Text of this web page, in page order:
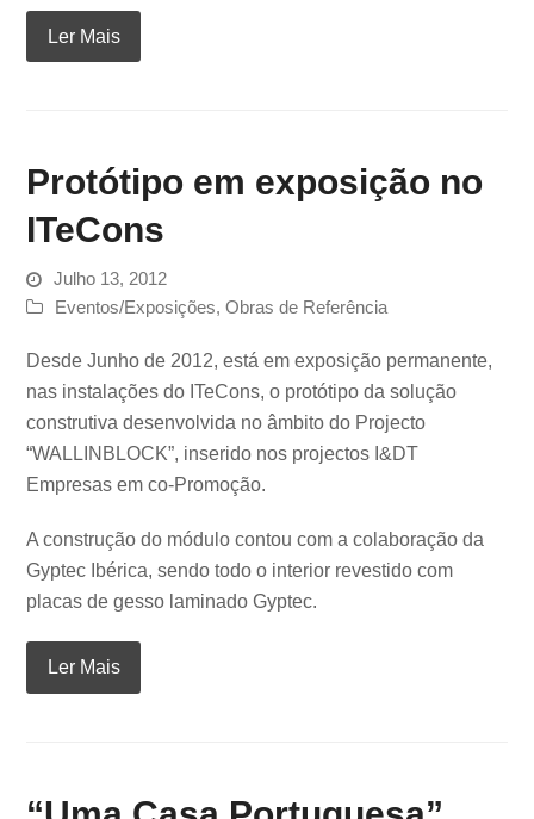
Ler Mais
Protótipo em exposição no
ITeCons
Julho 13, 2012
Eventos/Exposições,Obras de Referência
Desde Junho de 2012, está em exposição permanente,
nas instalações do ITeCons, o protótipo da solução
construtiva desenvolvida no âmbito do Projecto
“WALLINBLOCK”, inserido nos projectos I&DT
Empresas em co-Promoção.
A construção do módulo contou com a colaboração da
Gyptec Ibérica, sendo todo o interior revestido com
placas de gesso laminado Gyptec.
Ler Mais